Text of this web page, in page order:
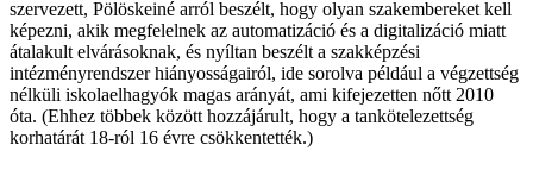
szervezett, Pölöskeiné arról beszélt, hogy olyan szakembereket kell
képezni, akik megfelelnek az automatizáció és a digitalizáció miatt
átalakult elvárásoknak, és nyíltan beszélt a szakképzési
intézményrendszer hiányosságairól, ide sorolva például a végzettség
nélküli iskolaelhagyók magas arányát, ami kifejezetten nőtt 2010
óta. (Ehhez többek között hozzájárult, hogy a tankötelezettség
korhatárát 18-ról 16 évre csökkentették.)